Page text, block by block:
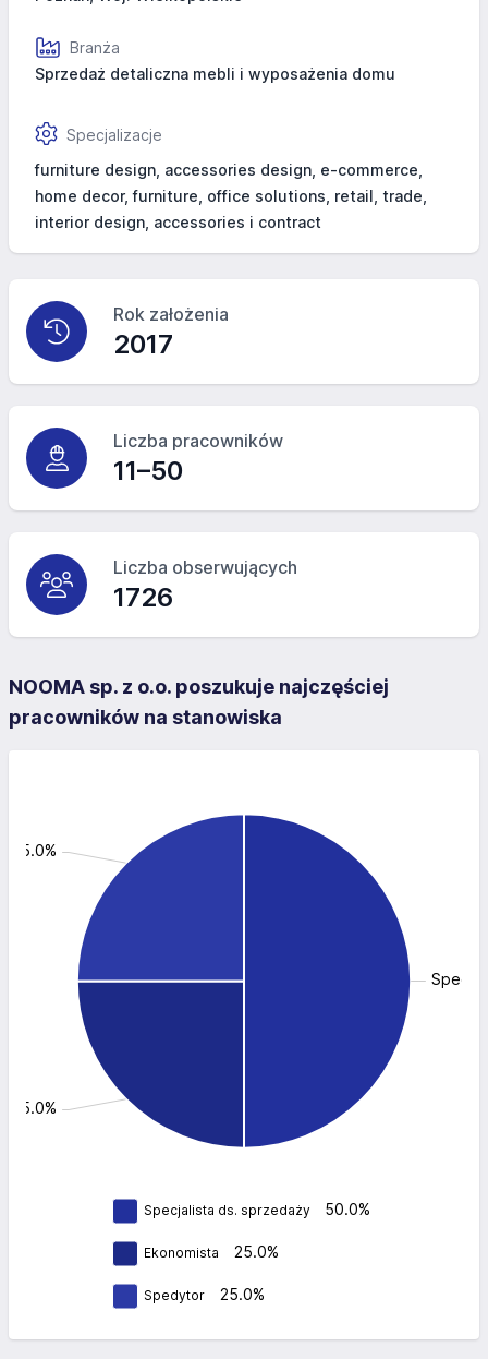
Branża
Sprzedaż detaliczna mebli i wyposażenia domu
Specjalizacje
furniture design, accessories design, e-commerce,
home decor, furniture, office solutions, retail, trade,
interior design, accessories i contract
Rok założenia
2017
Liczba pracowników
11–50
Liczba obserwujących
1726
NOOMA sp. z o.o. poszukuje najczęściej
pracowników na stanowiska
25.0%
25.0%
Specjalista ds. sprzedaży 50.0%
Ekonomista 25.0%
Spedytor 25.0%